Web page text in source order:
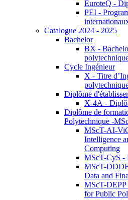
EuroteQ -
PEI -
Catalogue 2024 - 2025
Bachelor
BX -
Cycle Ingénieur
X - Titre
Diplôme
X-4A -
Diplôme de
Polytechnique -
MScT-AI-
Intelligence
Computing
MScT-CyS -
MScT-
Data and
MScT-DEPP
for Public